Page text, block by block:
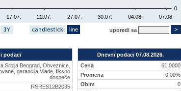
17.07. 22.07. 27.07. 30.07. 04.08. 07.08.
0
uporedi sa
podaci
Srbija Beograd, Obveznice,
garancija Vlade, fiksno
dospeće
RSRES12B2035
Dnevni podaci 07.08.2026.
Cena
61,0000
Promena
0,00%
Obim
0